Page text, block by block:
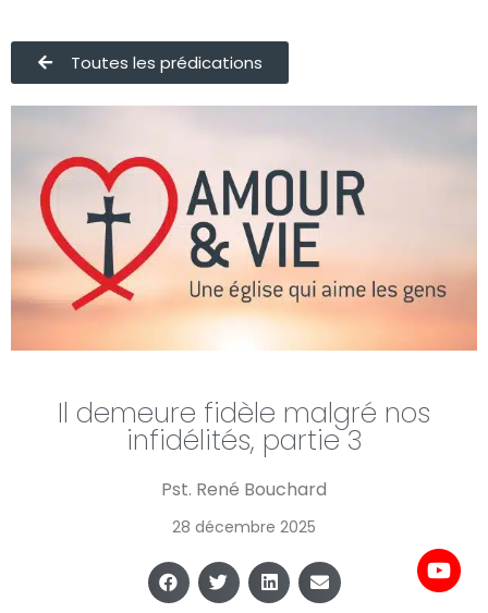
Toutes les prédications
Il demeure fidèle malgré nos
infidélités, partie 3
Pst. René Bouchard
28 décembre 2025